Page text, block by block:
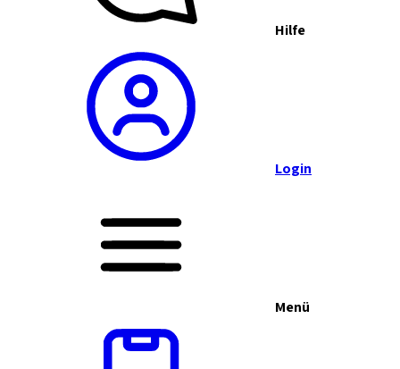
Hilfe
Login
Menü